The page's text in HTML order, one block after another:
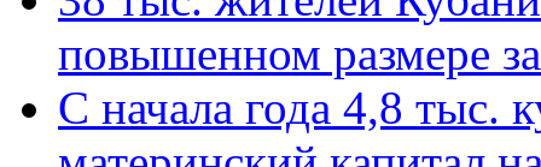
повышенном размере
С начала года 4,8 тыс.